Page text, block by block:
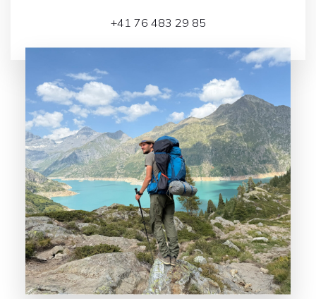
+41 76 483 29 85